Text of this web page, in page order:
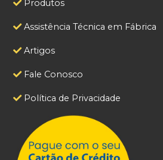
Produtos
Assistência Técnica em Fábrica
Artigos
Fale Conosco
Política de Privacidade